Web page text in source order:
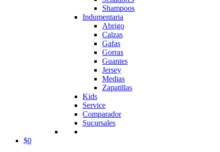
Shampoos
Indumentaria
Abrigo
Calzas
Gafas
Gorras
Guantes
Jersey
Medias
Zapatillas
Kids
Service
Comparador
Sucursales
$0